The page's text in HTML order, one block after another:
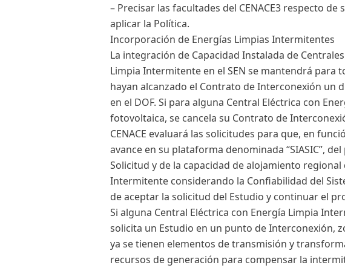
– Precisar las facultades del CENACE3 respecto
aplicar la Política.
Incorporación de Energías Limpias Intermitentes
La integración de Capacidad Instalada de
Limpia Intermitente en el SEN se mantendrá para
hayan alcanzado el Contrato de Interconexión un
en el DOF. Si para alguna Central Eléctrica con
fotovoltaica, se cancela su Contrato de
CENACE evaluará las solicitudes para que, en
avance en su plataforma denominada “SIASIC”,
Solicitud y de la capacidad de alojamiento regional
Intermitente considerando la Confiabilidad del
de aceptar la solicitud del Estudio y continuar el
Si alguna Central Eléctrica con Energía Limpia
solicita un Estudio en un punto de Interconexión,
ya se tienen elementos de transmisión y
recursos de generación para compensar la